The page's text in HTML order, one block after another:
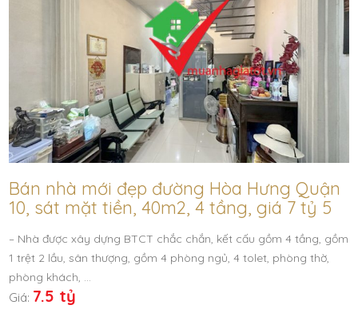
Bán nhà mới đẹp đường Hòa Hưng Quận
10, sát mặt tiền, 40m2, 4 tầng, giá 7 tỷ 5
– Nhà được xây dựng BTCT chắc chắn, kết cấu gồm 4 tầng, gồm
1 trệt 2 lầu, sân thượng, gồm 4 phòng ngủ, 4 tolet, phòng thờ,
phòng khách, …
Giá: 7.5 tỷ